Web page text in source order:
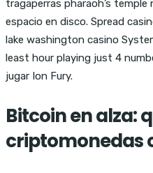
tragaperras pharaoh’s
espacio en disco. Spread
lake washington casino
least hour playing just 4
jugar Ion Fury.
Bitcoin en alza:
criptomonedas